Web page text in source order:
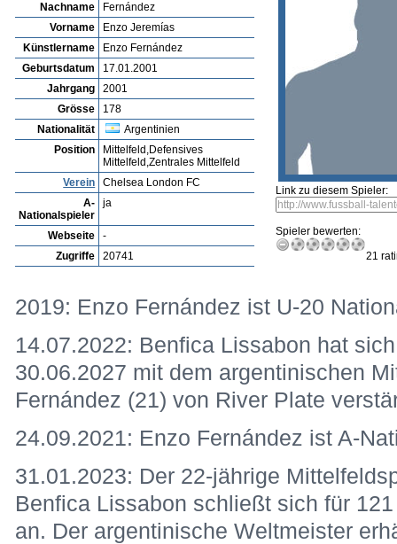
Nachname
Fernández
Vorname
Enzo Jeremías
Künstlername
Enzo Fernández
Geburtsdatum
17.01.2001
Jahrgang
2001
Grösse
178
Nationalität
Argentinien
Position
Mittelfeld,Defensives
Mittelfeld,Zentrales Mittelfeld
Verein
Chelsea London FC
A-
Nationalspieler
ja
Webseite
-
Zugriffe
20741
Link zu diesem Spieler:
Spieler bewerten:
21
2019: Enzo Fernández ist U-20
14.07.2022: Benfica Lissabon hat
30.06.2027 mit dem argentinischen
Fernández (21) von River Plate
24.09.2021: Enzo Fernández ist A-
31.01.2023: Der 22-jährige
Benfica Lissabon schließt sich für
an. Der argentinische Weltmeister